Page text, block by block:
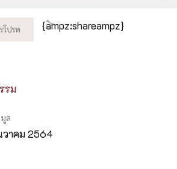
{ampz:shareampz}
รม
ล
าคม 2564